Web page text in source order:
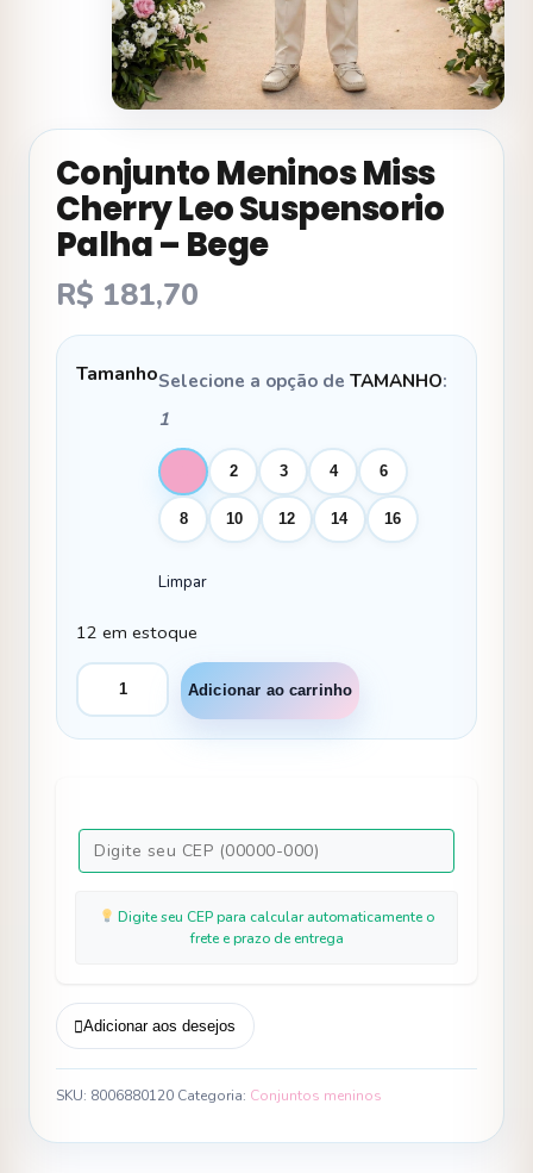
Conjunto Meninos Miss
Cherry Leo Suspensorio
Palha – Bege
R$ 181,70
TamanhoSelecione a opção de TAMANHO:
1
2 3 4 6
8 10 12 14 16
Limpar
12 em estoque
Conjunto
Meninos
Palha
quantidade
Adicionar ao carrinho
Digite seu CEP para calcular automaticamente o
frete e prazo de entrega
Adicionar aos desejos
SKU: 8006880120 Categoria: Conjuntos meninos